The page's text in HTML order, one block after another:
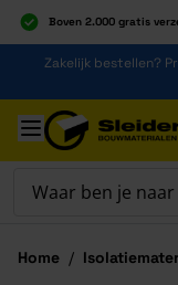
Boven 2.000 gratis
Al 40 jaar dé specialist
Alles onder één dak
Ga naar de inhoud
Zakelijk bestellen?
Ga naar hoofdinhoud
Home /